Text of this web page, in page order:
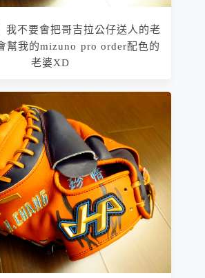
我不要會把哥吉拉公仔送人的老
幫我的mizuno pro order配色的
老婆XD